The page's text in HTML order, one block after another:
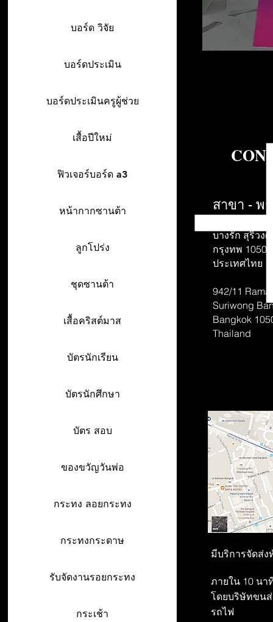
บอร์ด วิจัย
บอร์ดประเมิน
บอร์ดประเมินครูผู้ช่วย
เสื้อปีใหม่
ฟิวเจอร์บอร์ด a3
หน้ากากซานต้า
ลูกโปร่ง
ชุดซานต้า
เสื้อคริสต์มาส
บัตรนักเรียน
บัตรนักศึกษา
บัตร สอบ
ของขวัญวันพ่อ
กระทง ลอยกระทง
กระทงกระดาษ
รับจัดงานรอยกระทง
กระเช้า
สาขา - พ
บางรัก สุริวงศ์
กรุงทพ 10500
ประเทศไทย
942/11 Rama
Suriwong
Bangkok
Thailand
มีบริการจัดส่ง
ภายใน 10 นา
โดยบริษัทขน
รถไฟ